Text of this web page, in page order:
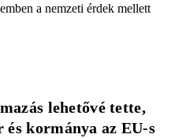
a nemzeti érdek mellett
lehetővé tette,
kormánya az EU-s